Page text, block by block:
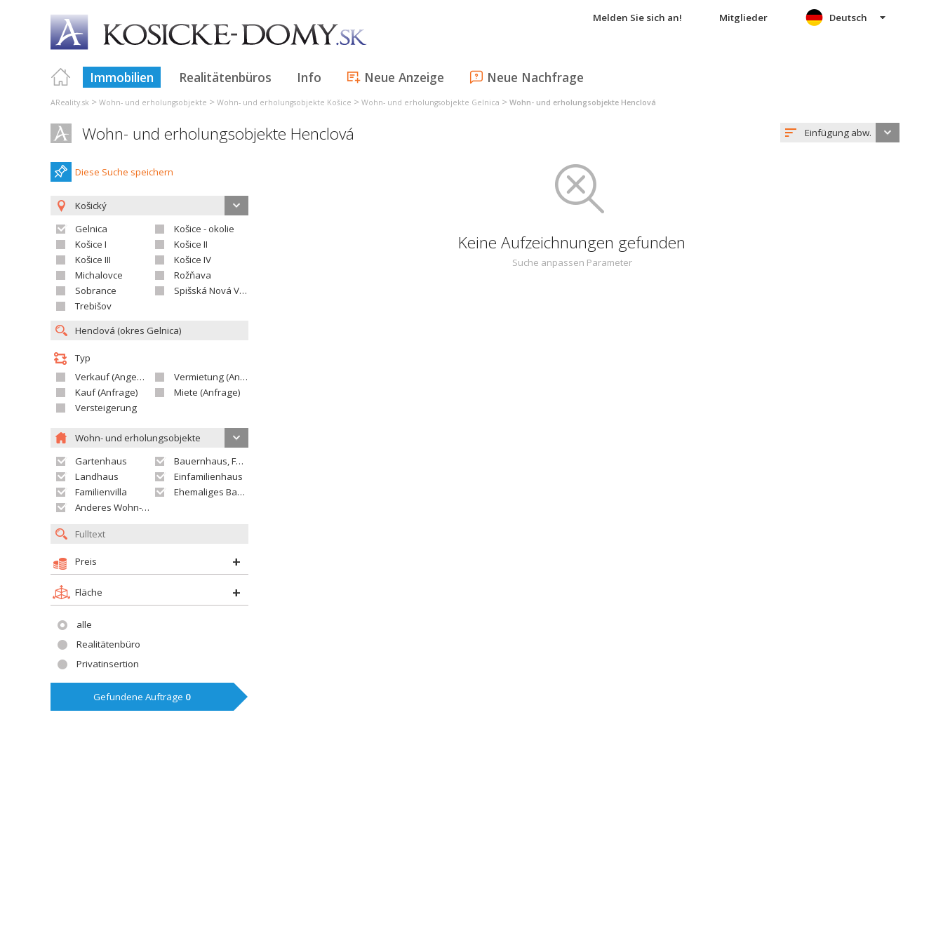
Melden Sie sich an! Mitglieder
Immobilien Realitätenbüros Info Neue Anzeige Neue Nachfrage
Deutsch
AReality.sk > Wohn- und erholungsobjekte > Wohn- und erholungsobjekte Košice > Wohn- und erholungsobjekte Gelnica > Wohn- und erholungsobjekte Henclová
Wohn- und erholungsobjekte Henclová Einfügung abw.
Diese Suche speichern
Košický
Gelnica
Košice - okolie
Košice I
Košice II
Košice III
Košice IV
Michalovce
Rožňava
Sobrance
Spišská Nová Ves
Trebišov
Typ
Verkauf (Angebot)
Vermietung (Angebot)
Kauf (Anfrage)
Miete (Anfrage)
Versteigerung
Wohn- und erholungsobjekte
Gartenhaus
Bauernhaus, Ferienhaus
Landhaus
Einfamilienhaus
Familienvilla
Ehemaliges Bauerngut
Anderes Wohn- oder Ferienobjekt
Preis
Fläche
alle
Realitätenbüro
Privatinsertion
Gefundene Aufträge 0
Keine Aufzeichnungen gefunden
Suche anpassen Parameter